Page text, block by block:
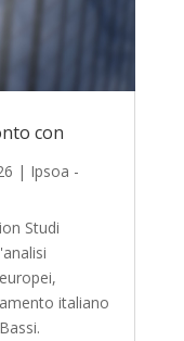
con
| Ipsoa -
Studi
italiano